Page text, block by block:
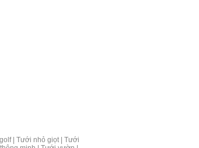
Tưới nhỏ giọt| Tưới